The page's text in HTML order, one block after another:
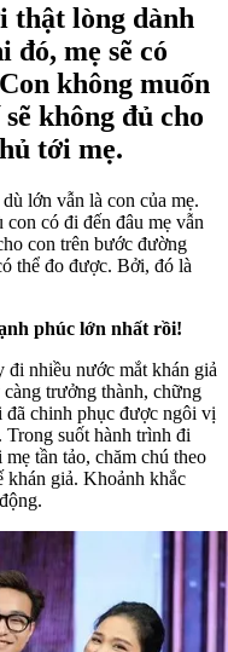
thật lòng dành
đó, mẹ sẽ có
không muốn
không đủ cho
tới mẹ.
lớn vẫn là con của mẹ.
con có đi đến đâu mẹ vẫn
con trên bước đường
thể đo được. Bởi, đó là
phúc lớn nhất rồi!
nhiều nước mắt khán giả
trưởng thành, chững
đã chinh phục được ngôi vị
suốt hành trình đi
tần tảo, chăm chú theo
khán giả. Khoảnh khắc